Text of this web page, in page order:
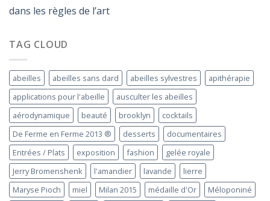
dans les règles de l’art
TAG CLOUD
abeilles abeilles sans dard abeilles sylvestres
apithérapie
applications pour l'abeille
ausculter les abeilles
aérodynamique
beauté brooklyn
cocktails
De Ferme en Ferme 2013 ®
desserts
documentaires
Entrées / Plats
exposition fashion
gelée royale
Jerry Bromenshenk
l'amandier lavande
lierre
Maryse Pioch
miel Milan 2015 médaille d'Or
Méloponiné